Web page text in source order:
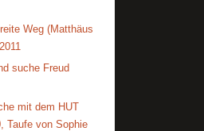
Weg (Matthäus
suche Freud
mit dem HUT
Taufe von Sophie